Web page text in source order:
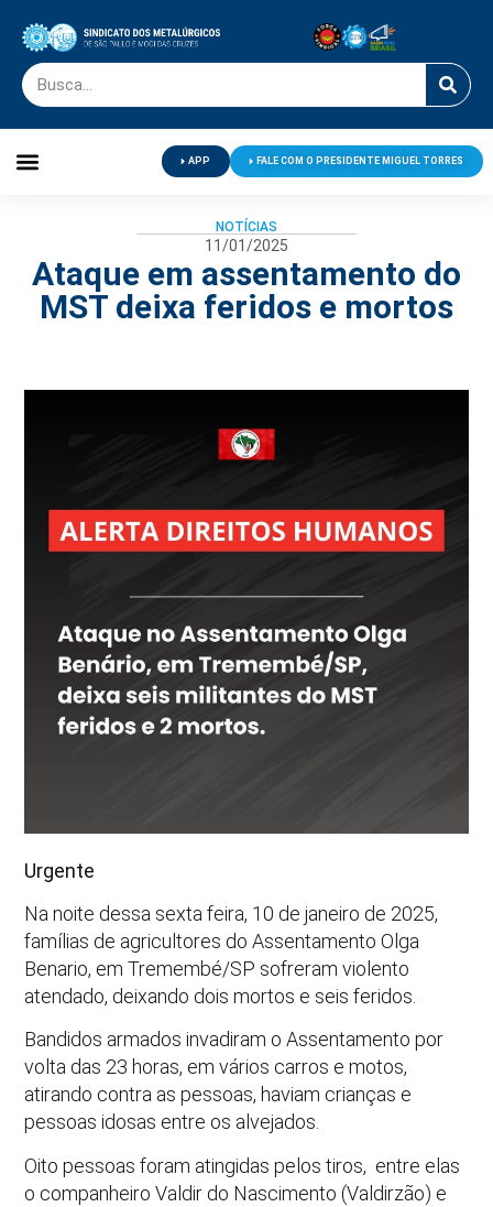
APP FALE COM O PRESIDENTE MIGUEL TORRES
NOTÍCIAS
11/01/2025
Ataque em assentamento do
MST deixa feridos e mortos
Urgente
Na noite dessa sexta feira, 10 de janeiro de 2025,
famílias de agricultores do Assentamento Olga
Benario, em Tremembé/SP sofreram violento
atendado, deixando dois mortos e seis feridos.
Bandidos armados invadiram o Assentamento por
volta das 23 horas, em vários carros e motos,
atirando contra as pessoas, haviam crianças e
pessoas idosas entre os alvejados.
Oito pessoas foram atingidas pelos tiros, entre elas
o companheiro Valdir do Nascimento (Valdirzão) e